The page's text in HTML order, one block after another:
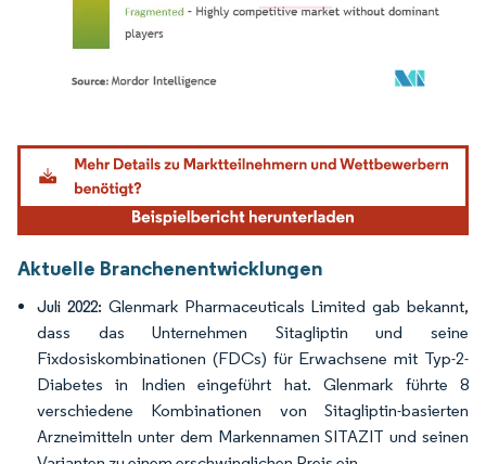
Bild © Mordor Intelligence. Wiederverwendung erfordert Namensnennung gemäß
Aktuelle Branchenentwicklungen
Juli 2022: Glenmark Pharmaceuticals Limited gab bekannt,
dass das Unternehmen Sitagliptin und seine
Fixdosiskombinationen (FDCs) für Erwachsene mit Typ-2-
Diabetes in Indien eingeführt hat. Glenmark führte 8
verschiedene Kombinationen von Sitagliptin-basierten
Arzneimitteln unter dem Markennamen SITAZIT und seinen